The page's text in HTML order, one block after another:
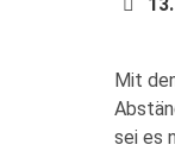
Mit
sei es